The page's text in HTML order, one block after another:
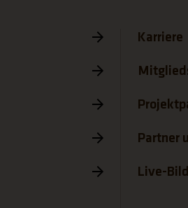
Karriere
Partner
Live-